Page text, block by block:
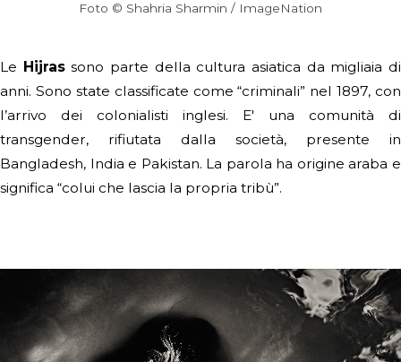
Foto © Shahria Sharmin / ImageNation
Le Hijrassono parte della cultura asiatica da migliaia di
anni. Sono state classificate come “criminali” nel 1897, con
l’arrivo dei colonialisti inglesi. E' una comunità di
transgender, rifiutata dalla società, presente in
Bangladesh, India e Pakistan. La parola ha origine araba e
significa “colui che lascia la propria tribù”.